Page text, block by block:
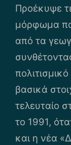
Προέκυψε
μόρφωμα
από τα
βασικά
τελευταίο
το 1991,
και η νέα